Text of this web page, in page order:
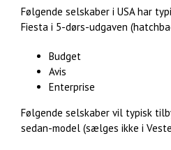
Følgende selskaber i USA har
Fiesta i 5-dørs-udgaven
Budget
Avis
Enterprise
Følgende selskaber vil typisk
sedan-model (sælges ikke i